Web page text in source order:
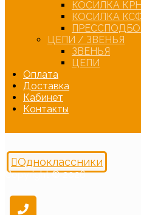
КОСИЛКА
КОСИЛКА
ЦЕПИ / ЗВЕНЬЯ
ЗВЕНЬЯ
ЦЕПИ
Оплата
Доставка
Кабинет
Контакты
Одноклассники
Copyright © 2026